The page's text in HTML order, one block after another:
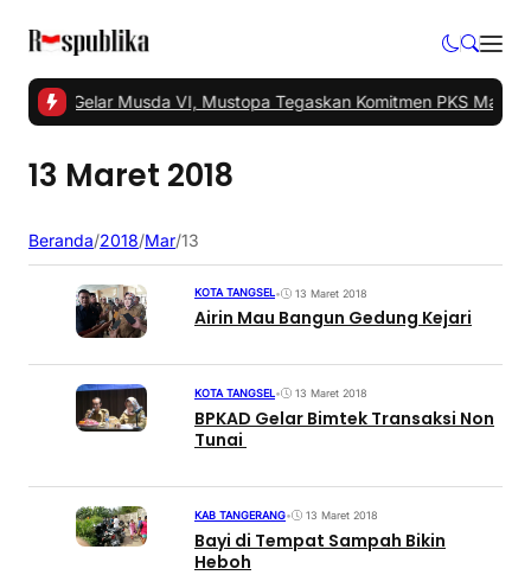
Gelar Musda VI, Mustopa Tegaskan Komitmen PKS
13 Maret 2018
Beranda/2018/Mar/13
KOTA TANGSEL• 13 Maret 2018
Airin Mau Bangun Gedung Kejari
KOTA TANGSEL• 13 Maret 2018
BPKAD Gelar Bimtek Transaksi Non
Tunai
KAB TANGERANG• 13 Maret 2018
Bayi di Tempat Sampah Bikin
Heboh